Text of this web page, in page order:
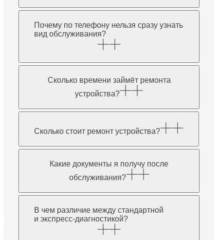
Почему по телефону нельзя сразу узнать
вид обслуживания?
Сколько времени займёт ремонта
устройства?
Сколько стоит ремонт устройства?
Какие документы я получу после
обслуживания?
В чем различие между стандартной
и экспресс-диагностикой?